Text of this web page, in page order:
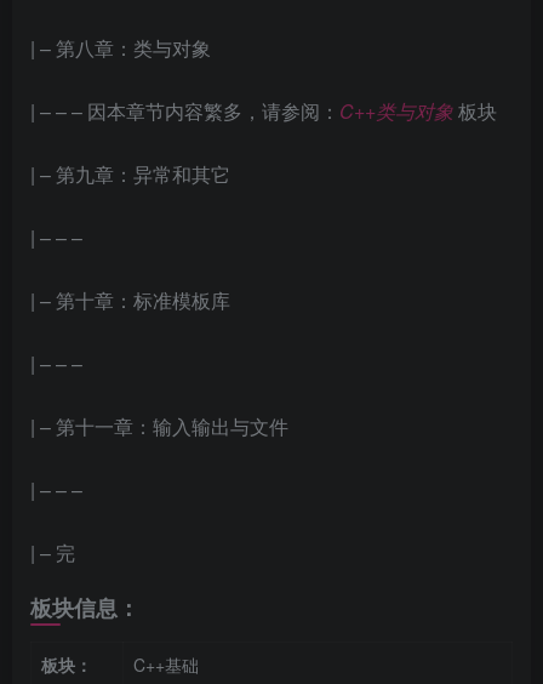
| – 第八章：类与对象
| – – – 因本章节内容繁多，请参阅： C++类与对象板块
| – 第九章：异常和其它
| – – –
| – 第十章：标准模板库
| – – –
| – 第十一章：输入输出与文件
| – – –
| – 完
板块信息：
板块：
C++基础